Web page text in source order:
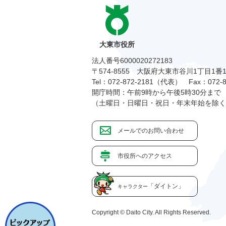
大東市役所
法人番号6000020272183
〒574-8555 大阪府大東市谷川1丁目1番
Tel：072-872-2181（代表）
Fax：072-
開庁時間：午前9時から午後5時30分まで
（土曜日・日曜日・祝日・年末年始を除
メールでのお問い合わせ
市役所へのアクセス
キャラクター 「ダイトン」
Copyright © Daito City. All Rights Reserved.